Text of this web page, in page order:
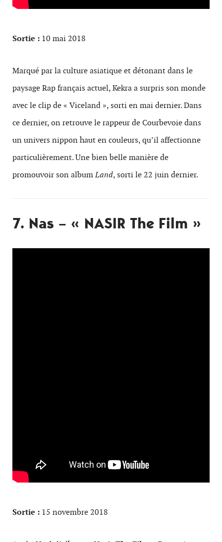
Sortie : 10 mai 2018
Marqué par la culture asiatique et détonant dans le
paysage Rap français actuel, Kekra a surpris son monde
avec le clip de « Viceland », sorti en mai dernier. Dans
ce dernier, on retrouve le rappeur de Courbevoie dans
un univers nippon haut en couleurs, qu’il affectionne
particulièrement. Une bien belle manière de
promouvoir son albumLand, sorti le 22 juin dernier.
7. Nas – « NASIR The Film »
Sortie : 15 novembre 2018